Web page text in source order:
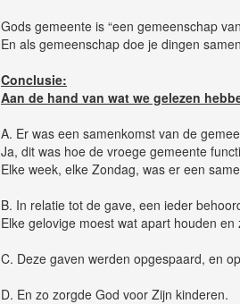
Gods gemeente is “een gemeenschap
En als gemeenschap doe je dingen
Conclusie:
Aan de hand van wat we gelezen
A. Er was een samenkomst van de
Ja, dit was hoe de vroege gemeente
Elke week, elke Zondag, was er een
B. In relatie tot de gave, een ieder
Elke gelovige moest wat apart houden
C. Deze gaven werden opgespaard, en
D. En zo zorgde God voor Zijn kinderen.